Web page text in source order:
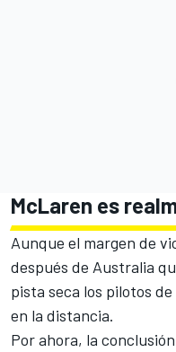
McLaren es
Aunque el margen de
después de Australia
pista seca los pilotos
en la distancia.
Por ahora, la